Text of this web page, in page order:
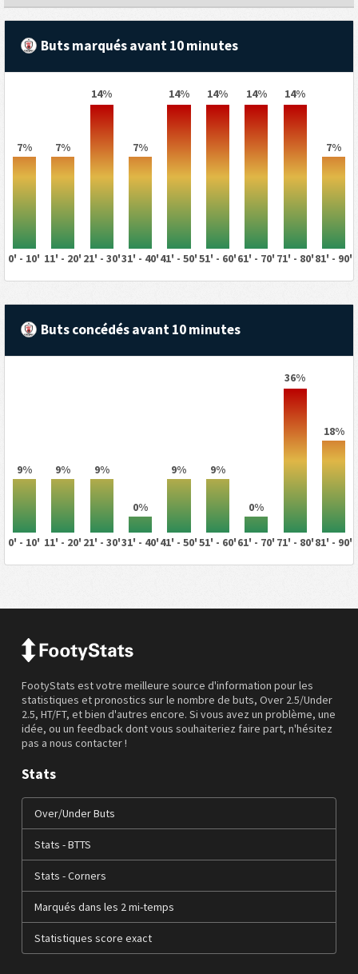
Buts marqués avant 10 minutes
7% 7%
14%
7%
14% 14% 14% 14%
7%
0' - 10' 11' - 20' 21' - 30'31' - 40'41' - 50'51' - 60'61' - 70' 71' - 80'81' - 90'
Buts concédés avant 10 minutes
9% 9% 9%
0%
9% 9%
0%
36%
18%
0' - 10' 11' - 20' 21' - 30'31' - 40'41' - 50'51' - 60'61' - 70' 71' - 80'81' - 90'
FootyStats est votre meilleure source d'information pour les
statistiques et pronostics sur le nombre de buts, Over 2.5/Under
2.5, HT/FT, et bien d'autres encore. Si vous avez un problème, une
idée, ou un feedback dont vous souhaiteriez faire part, n'hésitez
pas a nous contacter !
Stats
Over/Under Buts
Stats - BTTS
Stats - Corners
Marqués dans les 2 mi-temps
Statistiques score exact